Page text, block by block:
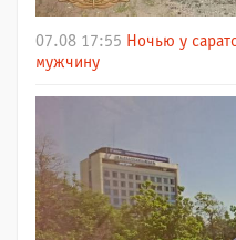
07.08 17:55 Ночью у
мужчину